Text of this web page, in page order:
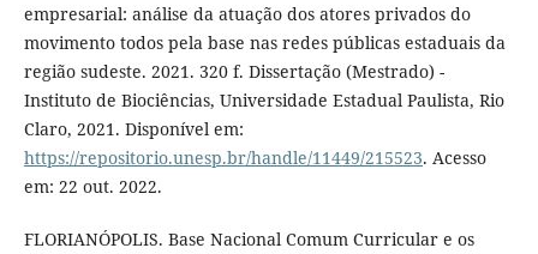
empresarial: análise da atuação dos atores privados do
movimento todos pela base nas redes públicas estaduais da
região sudeste. 2021. 320 f. Dissertação (Mestrado) -
Instituto de Biociências, Universidade Estadual Paulista, Rio
Claro, 2021. Disponível em:
https://repositorio.unesp.br/handle/11449/215523. Acesso
em: 22 out. 2022.
FLORIANÓPOLIS. Base Nacional Comum Curricular e os